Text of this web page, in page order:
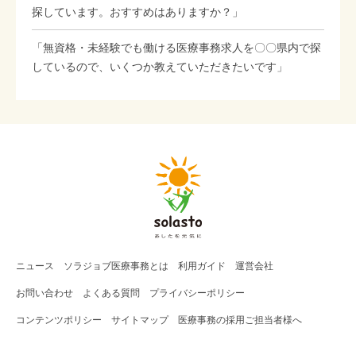
探しています。おすすめはありますか？」
「無資格・未経験でも働ける医療事務求人を〇〇県内で探
しているので、いくつか教えていただきたいです」
ニュース ソラジョブ医療事務 とは 利用ガイド 運営会社
お問い合わせ よくある質問 プライバシーポリシー
コンテンツポリシー サイトマップ 医療事務の採用ご担当者様へ